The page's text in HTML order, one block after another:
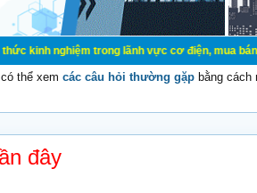
trong lãnh vực cơ điện, mua bán, ký
thể xem các câu hỏi thường gặp bằng cách
đây